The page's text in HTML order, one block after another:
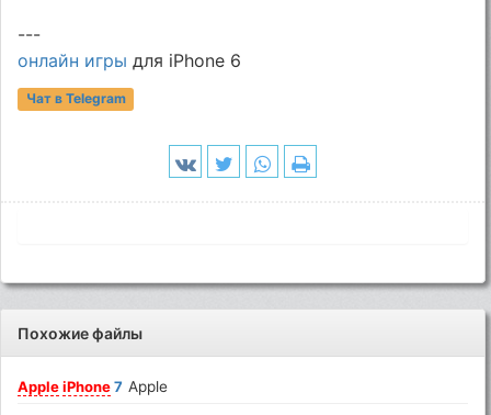
---
онлайн игры для iPhone 6
Чат в Telegram
Похожие файлы
Apple iPhone7 Apple